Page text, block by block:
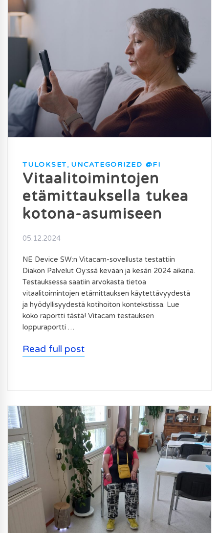
TULOKSET, UNCATEGORIZED @FI
Vitaalitoimintojen
etämittauksella tukea
kotona-asumiseen
05.12.2024
NE Device SW:n Vitacam-sovellusta testattiin
Diakon Palvelut Oy:ssä kevään ja kesän 2024 aikana.
Testauksessa saatiin arvokasta tietoa
vitaalitoimintojen etämittauksen käytettävyydestä
ja hyödyllisyydestä kotihoiton kontekstissa. Lue
koko raportti tästä! Vitacam testauksen
loppuraportti …
Read full post